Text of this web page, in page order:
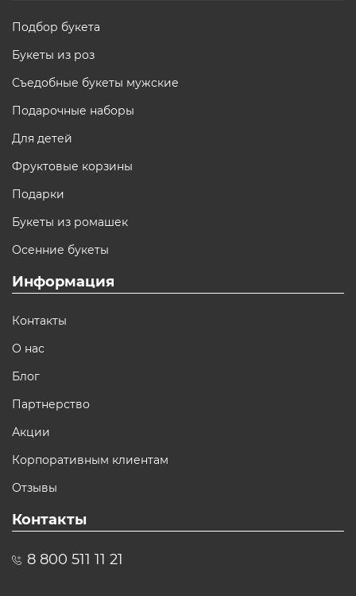
Подбор букета
Букеты из роз
Съедобные букеты мужские
Подарочные наборы
Для детей
Фруктовые корзины
Подарки
Букеты из ромашек
Осенние букеты
Информация
Контакты
О нас
Блог
Партнерство
Акции
Корпоративным клиентам
Отзывы
Контакты
8 800 511 11 21